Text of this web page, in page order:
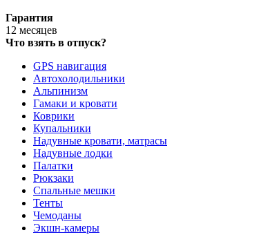
Гарантия
12 месяцев
Что взять в отпуск?
GPS навигация
Автохолодильники
Альпинизм
Гамаки и кровати
Коврики
Купальники
Надувные кровати, матрасы
Надувные лодки
Палатки
Рюкзаки
Спальные мешки
Тенты
Чемоданы
Экшн-камеры